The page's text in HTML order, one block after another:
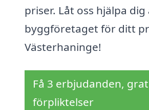
priser. Låt oss hjälpa
byggföretaget för ditt
Västerhaninge!
Få 3 erbjudanden,
förpliktelser